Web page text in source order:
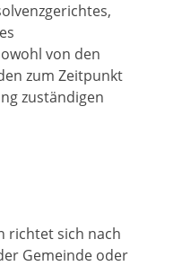
von den
zum Zeitpunkt
zuständigen
richtet sich nach
Gemeinde oder